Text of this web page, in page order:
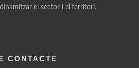
el sector i el territori.
CONTACTE